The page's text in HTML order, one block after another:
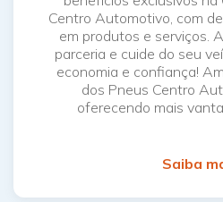
Centro Automotivo, com
em produtos e serviços.
parceria e cuide do seu
economia e confiança!
dos Pneus Centro
oferecendo mais
Saiba